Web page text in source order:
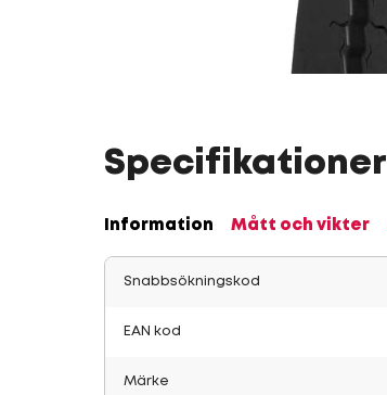
Specifikationer
Information Mått och vikter
Snabbsökningskod
EAN kod
Märke